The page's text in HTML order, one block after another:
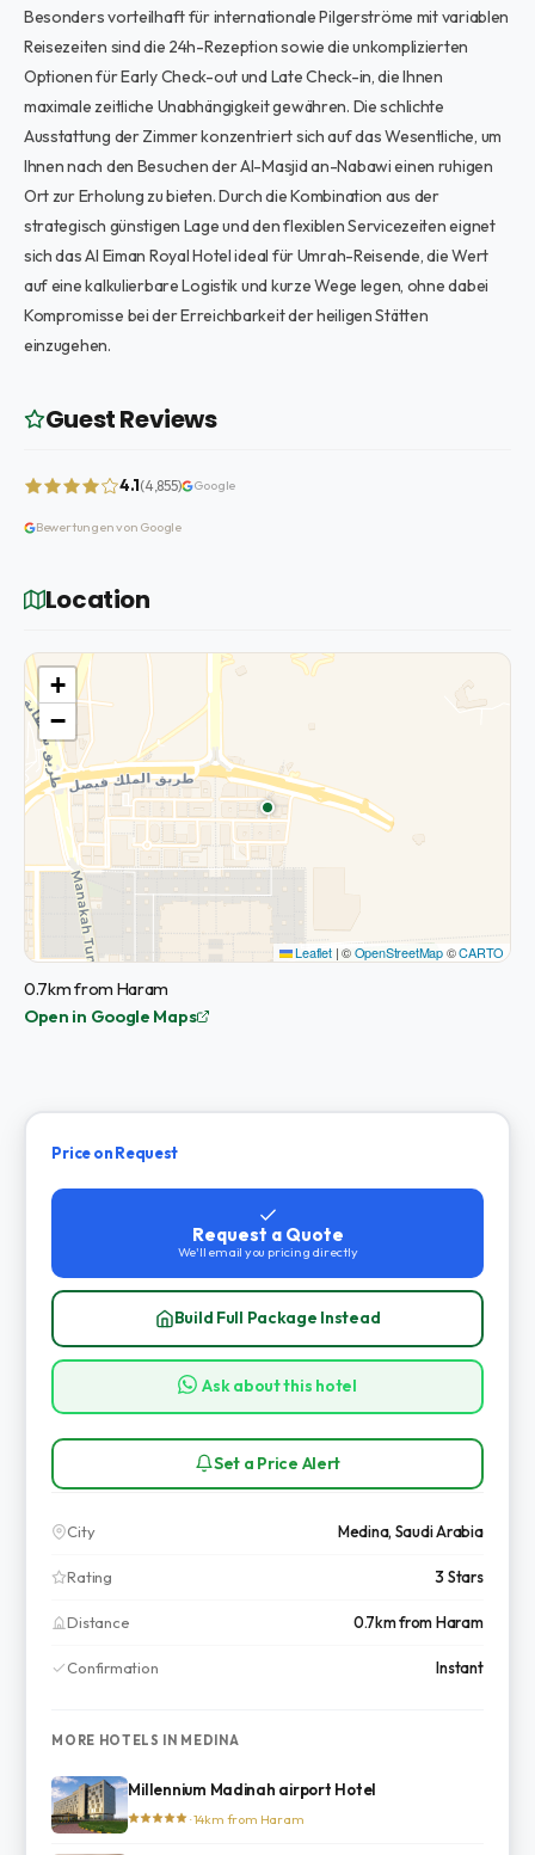
Besonders vorteilhaft für internationale Pilgerströme mit variablen
Reisezeiten sind die 24h-Rezeption sowie die unkomplizierten
Optionen für Early Check-out und Late Check-in, die Ihnen
maximale zeitliche Unabhängigkeit gewähren. Die schlichte
Ausstattung der Zimmer konzentriert sich auf das Wesentliche, um
Ihnen nach den Besuchen der Al-Masjid an-Nabawi einen ruhigen
Ort zur Erholung zu bieten. Durch die Kombination aus der
strategisch günstigen Lage und den flexiblen Servicezeiten eignet
sich das Al Eiman Royal Hotel ideal für Umrah-Reisende, die Wert
auf eine kalkulierbare Logistik und kurze Wege legen, ohne dabei
Kompromisse bei der Erreichbarkeit der heiligen Stätten
einzugehen.
Guest Reviews
4.1(4,855) Google
Bewertungen von Google
Location
+
−
Leaflet |©OpenStreetMap©CARTO
0.7km from Haram
Open in Google Maps
Price on Request
Request a Quote
We'll email you pricing directly
Build Full Package Instead
Ask about this hotel
Set a Price Alert
City Medina, Saudi Arabia
Rating 3 Stars
Distance 0.7km from Haram
Confirmation Instant
MORE HOTELS IN MEDINA
Millennium Madinah airport Hotel
· 14km from Haram